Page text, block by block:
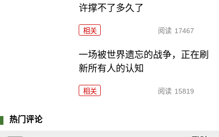
许撑不了多久了
相关 阅读 17467
一场被世界遗忘的战争，正在刷
新所有人的认知
相关 阅读 15819
热门评论